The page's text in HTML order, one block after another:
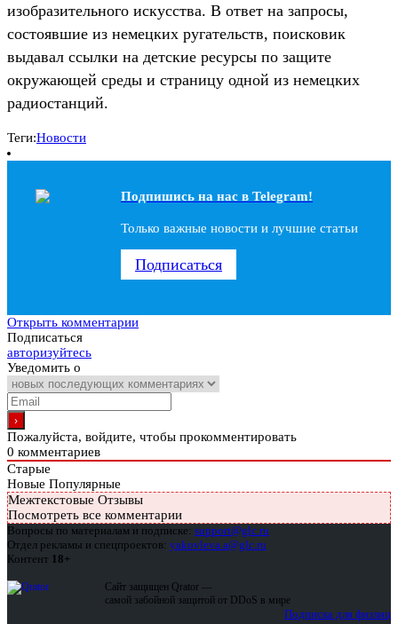
изобразительного искусства. В ответ на запросы,
состоявшие из немецких ругательств, поисковик
выдавал ссылки на детские ресурсы по защите
окружающей среды и страницу одной из немецких
радиостанций.
Теги:Новости
Подпишись на наc в Telegram!
Только важные новости и лучшие статьи
Подписаться
Открыть комментарии
Подписаться
авторизуйтесь
Уведомить о
Пожалуйста, войдите, чтобы прокомментировать
0 комментариев
Старые
Новые Популярные
Межтекстовые Отзывы
Посмотреть все комментарии
Вопросы по материалам и подписке: support@glc.ru
Отдел рекламы и спецпроектов: yakovleva.a@glc.ru
Контент 18+
Сайт защищен Qrator —
самой забойной защитой от DDoS в мире
Подписка для физлиц